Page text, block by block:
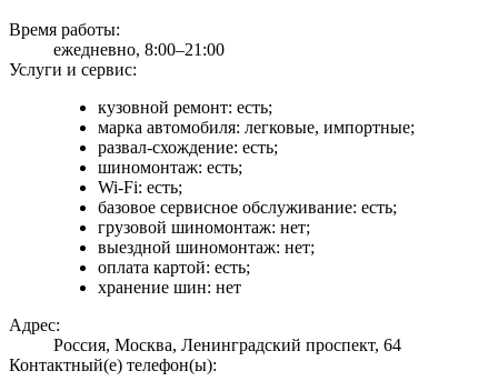
Время работы:
ежедневно, 8:00–21:00
Услуги и сервис:
кузовной ремонт: есть;
марка автомобиля: легковые, импортные;
развал-схождение: есть;
шиномонтаж: есть;
Wi-Fi: есть;
базовое сервисное обслуживание: есть;
грузовой шиномонтаж: нет;
выездной шиномонтаж: нет;
оплата картой: есть;
хранение шин: нет
Адрес:
Россия, Москва, Ленинградский проспект, 64
Контактный(е) телефон(ы):